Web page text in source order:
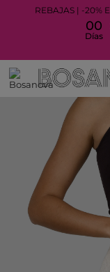
REBAJAS | -20%
00
Días